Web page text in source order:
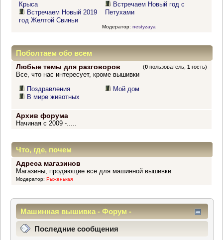
Крыса
Встречаем Новый 2019
год Желтой Свиньи
Встречаем Новый год с
Петухами
Модератор: nestyzaya
Поболтаем обо всем
Любые темы для разговоров (0 пользователь,1 гость)
Все, что нас интересует, кроме вышивки
Поздравления
В мире животных
Мой дом
Архив форума
Начиная с 2009 -.....
Что, где, почем
Адреса магазинов
Магазины, продающие все для машинной вышивки
Модератор: Рыженькая
Машинная вышивка - Форум -
Информационный центр
Последние сообщения